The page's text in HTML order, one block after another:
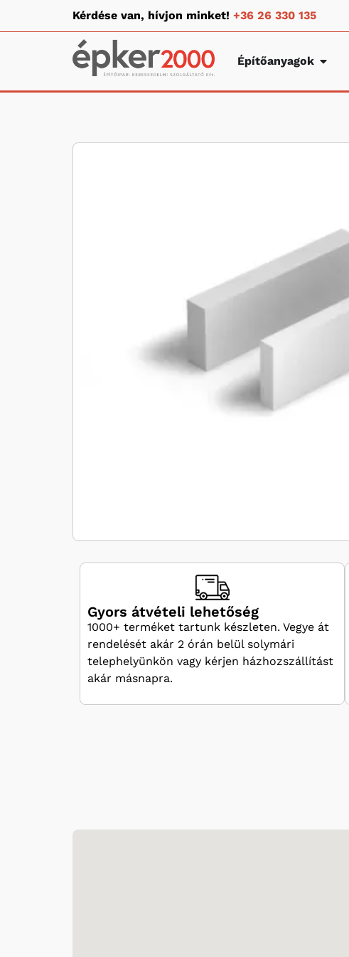
Kérdése van, hívjon minket! +36 26 330 135
Építőanyagok
Gyors átvételi lehetőség
1000+ terméket tartunk készleten. Vegye át
rendelését akár 2 órán belül solymári
telephelyünkön vagy kérjen házhozszállítást
akár másnapra.